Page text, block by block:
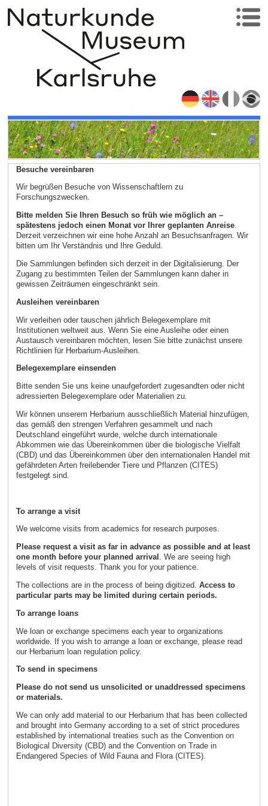
Besuche vereinbaren
Wir begrüßen Besuche von Wissenschaftlern zu
Forschungszwecken.
Bitte melden Sie Ihren Besuch so früh wie möglich an –
spätestens jedoch einen Monat vor Ihrer geplanten Anreise.
Derzeit verzeichnen wir eine hohe Anzahl an Besuchsanfragen. Wir
bitten um Ihr Verständnis und Ihre Geduld.
Die Sammlungen befinden sich derzeit in der Digitalisierung. Der
Zugang zu bestimmten Teilen der Sammlungen kann daher in
gewissen Zeiträumen eingeschränkt sein.
Ausleihen vereinbaren
Wir verleihen oder tauschen jährlich Belegexemplare mit
Institutionen weltweit aus. Wenn Sie eine Ausleihe oder einen
Austausch vereinbaren möchten, lesen Sie bitte zunächst unsere
Richtlinien für Herbarium-Ausleihen.
Belegexemplare einsenden
Bitte senden Sie uns keine unaufgefordert zugesandten oder nicht
adressierten Belegexemplare oder Materialien zu.
Wir können unserem Herbarium ausschließlich Material hinzufügen,
das gemäß den strengen Verfahren gesammelt und nach
Deutschland eingeführt wurde, welche durch internationale
Abkommen wie das Übereinkommen über die biologische Vielfalt
(CBD) und das Übereinkommen über den internationalen Handel mit
gefährdeten Arten freilebender Tiere und Pflanzen (CITES)
festgelegt sind.
To arrange a visit
We welcome visits from academics for research purposes.
Please request a visit as far in advance as possible and at least
one month before your planned arrival . We are seeing high
levels of visit requests. Thank you for your patience.
The collections are in the process of being digitized. Access to
particular parts may be limited during certain periods.
To arrange loans
We loan or exchange specimens each year to organizations
worldwide. If you wish to arrange a loan or exchange, please read
our Herbarium loan regulation policy.
To send in specimens
Please do not send us unsolicited or unaddressed specimens
or materials.
We can only add material to our Herbarium that has been collected
and brought into Germany according to a set of strict procedures
established by international treaties such as the Convention on
Biological Diversity (CBD) and the Convention on Trade in
Endangered Species of Wild Fauna and Flora (CITES).